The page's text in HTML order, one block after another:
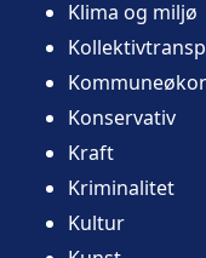
Klima og miljø
Konservativ
Kraft
Kriminalitet
Kultur